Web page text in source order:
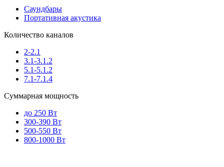
Саундбары
Портативная акустика
Количество каналов
2-2.1
3.1-3.1.2
5.1-5.1.2
7.1-7.1.4
Суммарная мощность
до 250 Вт
300-390 Вт
500-550 Вт
800-1000 Вт